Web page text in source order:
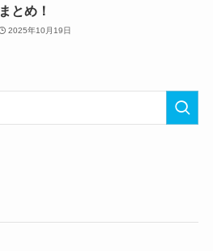
まとめ！
2025年10月19日